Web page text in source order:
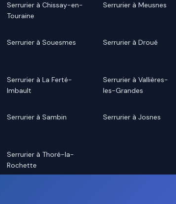
Serrurier à Chissay-en-
Touraine
Serrurier à Meusnes
Serrurier à Souesmes Serrurier à Droué
Serrurier à La Ferté-
Imbault
Serrurier à Vallières-
les-Grandes
Serrurier à Sambin Serrurier à Josnes
Serrurier à Thoré-la-
Rochette